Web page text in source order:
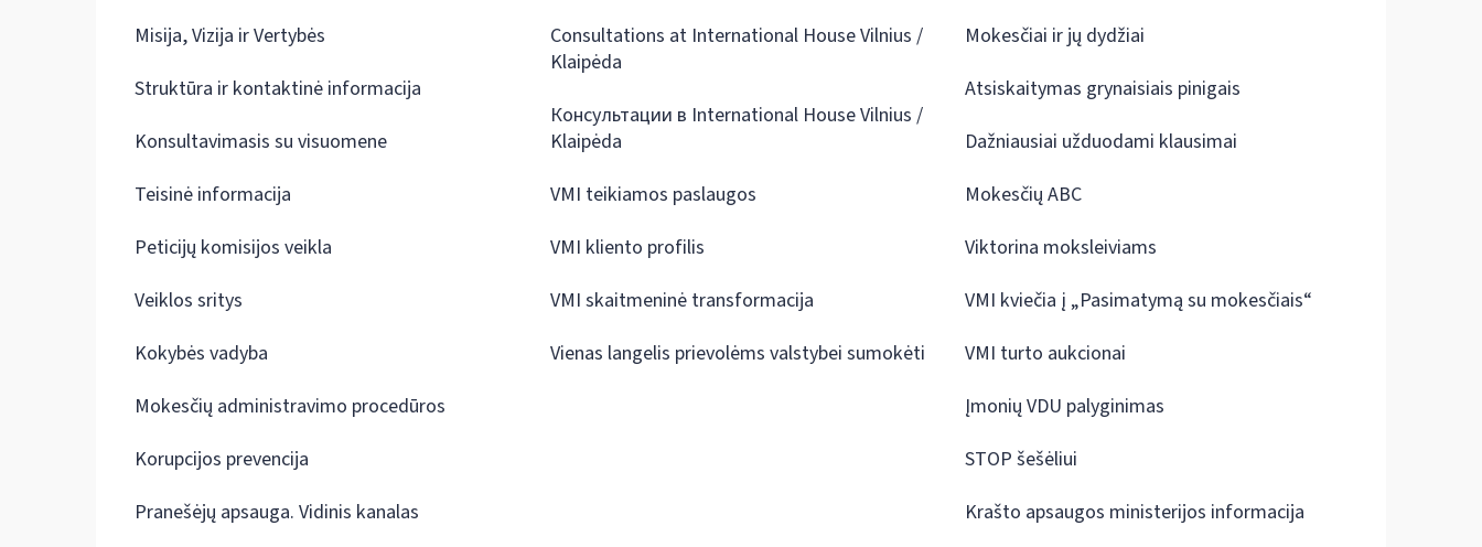
Misija, Vizija ir Vertybės
Struktūra ir kontaktinė informacija
Konsultavimasis su visuomene
Teisinė informacija
Peticijų komisijos veikla
Veiklos sritys
Kokybės vadyba
Mokesčių administravimo procedūros
Korupcijos prevencija
Pranešėjų apsauga. Vidinis kanalas
Consultations at International House Vilnius /
Klaipėda
Консультации в International House Vilnius /
Klaipėda
VMI teikiamos paslaugos
VMI kliento profilis
VMI skaitmeninė transformacija
Vienas langelis prievolėms valstybei sumokėti
Mokesčiai ir jų dydžiai
Atsiskaitymas grynaisiais pinigais
Dažniausiai užduodami klausimai
Mokesčių ABC
Viktorina moksleiviams
VMI kviečia į „Pasimatymą su mokesčiais“
VMI turto aukcionai
Įmonių VDU palyginimas
STOP šešėliui
Krašto apsaugos ministerijos informacija